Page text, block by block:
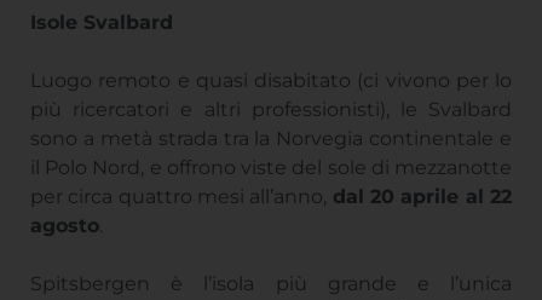
Isole Svalbard
Luogo remoto e quasi disabitato (ci vivono per lo
più ricercatori e altri professionisti), le Svalbard
sono a metà strada tra la Norvegia continentale e
il Polo Nord, e offrono viste del sole di mezzanotte
per circa quattro mesi all’anno, dal 20 aprile al 22
agosto
Spitsbergen è l’isola più grande e l’unica